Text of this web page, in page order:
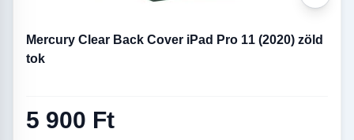
Mercury Clear Back Cover iPad Pro 11 (2020) zöld
tok
5 900 Ft